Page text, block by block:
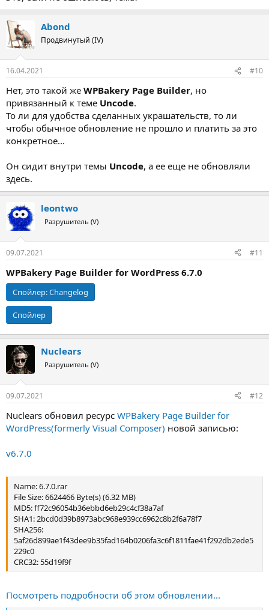
Abond
Продвинутый (IV)
16.04.2021 #10
Нет, это такой же WPBakery Page Builder, но
привязанный к теме Uncode.
То ли для удобства сделанных украшательств, то ли
чтобы обычное обновление не прошло и платить за это
конкретное...
Он сидит внутри темы Uncode, а ее еще не обновляли
здесь.
leontwo
Разрушитель (V)
09.07.2021 #11
WPBakery Page Builder for WordPress 6.7.0
Спойлер:Changelog
Спойлер
Nuclears
Разрушитель (V)
09.07.2021 #12
Nuclears обновил ресурс WPBakery Page Builder for
WordPress(formerly Visual Composer) новой записью:
v6.7.0
Name: 6.7.0.rar
File Size: 6624466 Byte(s) (6.32 MB)
MD5: ff72c96054b36ebbd6eb29c4cf38a7af
SHA1: 2bcd0d39b8973abc968e939cc6962c8b2f6a78f7
SHA256:
5af26d899ae1f43dee9b35fad164b0206fa3c6f1811fae41f292db2ede5
229c0
CRC32: 55d19f9f
Посмотреть подробности об этом обновлении...